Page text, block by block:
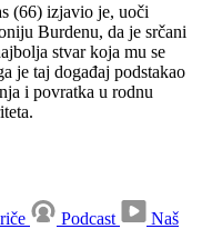
(66) izjavio je, uoči
Burdenu, da je srčani
stvar koja mu se
je taj događaj podstakao
i povratka u rodnu
Podcast
Naš